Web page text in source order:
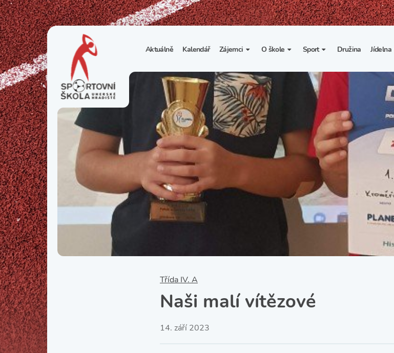
Aktuálně Kalendář Zájemci
1. třída
Sportovní třídy
Nesportovní třídy
O škole
Základní informace
Organizace školního roku
Výuka a učební plán
Zájmové kroužky
Školní poradenské
Školní psycholožka
Školská rada
SRPŠ – Spolek rodičů a
přátel školy
Sport
Lyžařské kurzy
Rekordy školy v tělesné
výchově
Spolupráce se sportovními
kluby
Školní sportovní klub
Tělesná výchova a sport
Družina Jídelna
Třída IV. A
Naši malí vítězové
14. září 2023